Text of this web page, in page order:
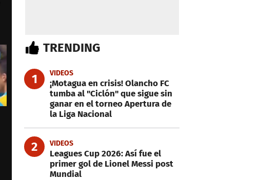
TRENDING
1 VIDEOS
¡Motagua en crisis! Olancho FC
tumba al "Ciclón" que sigue sin
ganar en el torneo Apertura de
la Liga Nacional
2 VIDEOS
Leagues Cup 2026: Así fue el
primer gol de Lionel Messi post
Mundial